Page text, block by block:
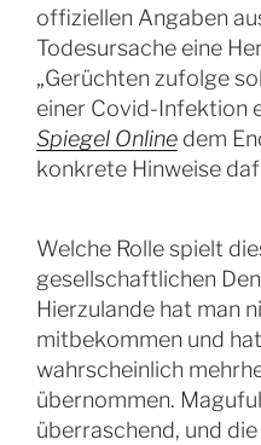
offiziellen Angaben
Todesursache eine
„Gerüchten zufolge
einer Covid-Infektion
Spiegel Online dem
konkrete Hinweise
Welche Rolle spielt
gesellschaftlichen
Hierzulande hat man
mitbekommen und
wahrscheinlich
übernommen.
überraschend, und